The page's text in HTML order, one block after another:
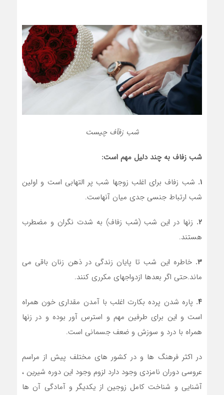
شب زفآف چیست
شب زفاف به چند دلیل مهم است:
۱. شب زفاف برای اغلب زوجها شب پر التهابی است و اولین
شب ارتباط جنسی جدی میان آنهاست.
۲. زنها در این شب (شب زفاف) به شدت نگران و مضطرب
هستند.
۳. خاطره این شب تا پایان زندگی در ذهن زنان باقی می
ماند.حتی اگر بعدها ازدواجهای مکرری کنند.
۴. پاره شدن پرده بکارت اغلب با آمدن مقداری خون همراه
است و این برای طرفین مهم و استرس آور بوده و در زنها
همراه با درد و سوزش و ضعف جسمانی است.
در اکثر فرهنگ ها و در کشور های مختلف پیش از مراسم
عروسی دوران نامزدی وجود دارد لزوم وجود این دوره شیرین ،
آشنایی و شناخت کامل زوجین از یکدیگر و آمادگی آن ها